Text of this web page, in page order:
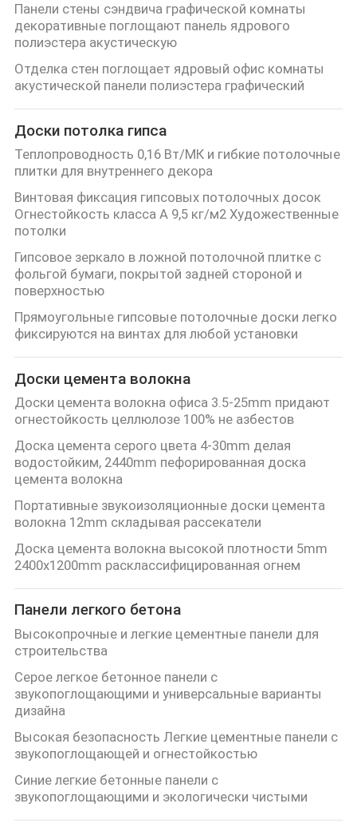
Панели стены сэндвича графической комнаты
декоративные поглощают панель ядрового
полиэстера акустическую
Отделка стен поглощает ядровый офис комнаты
акустической панели полиэстера графический
Доски потолка гипса
Теплопроводность 0,16 Вт/МК и гибкие потолочные
плитки для внутреннего декора
Винтовая фиксация гипсовых потолочных досок
Огнестойкость класса А 9,5 кг/м2 Художественные
потолки
Гипсовое зеркало в ложной потолочной плитке с
фольгой бумаги, покрытой задней стороной и
поверхностью
Прямоугольные гипсовые потолочные доски легко
фиксируются на винтах для любой установки
Доски цемента волокна
Доски цемента волокна офиса 3.5-25mm придают
огнестойкость целлюлозе 100% не азбестов
Доска цемента серого цвета 4-30mm делая
водостойким, 2440mm пефорированная доска
цемента волокна
Портативные звукоизоляционные доски цемента
волокна 12mm складывая рассекатели
Доска цемента волокна высокой плотности 5mm
2400x1200mm расклассифицированная огнем
Панели легкого бетона
Высокопрочные и легкие цементные панели для
строительства
Серое легкое бетонное панели с
звукопоглощающими и универсальные варианты
дизайна
Высокая безопасность Легкие цементные панели с
звукопоглощающей и огнестойкостью
Синие легкие бетонные панели с
звукопоглощающими и экологически чистыми